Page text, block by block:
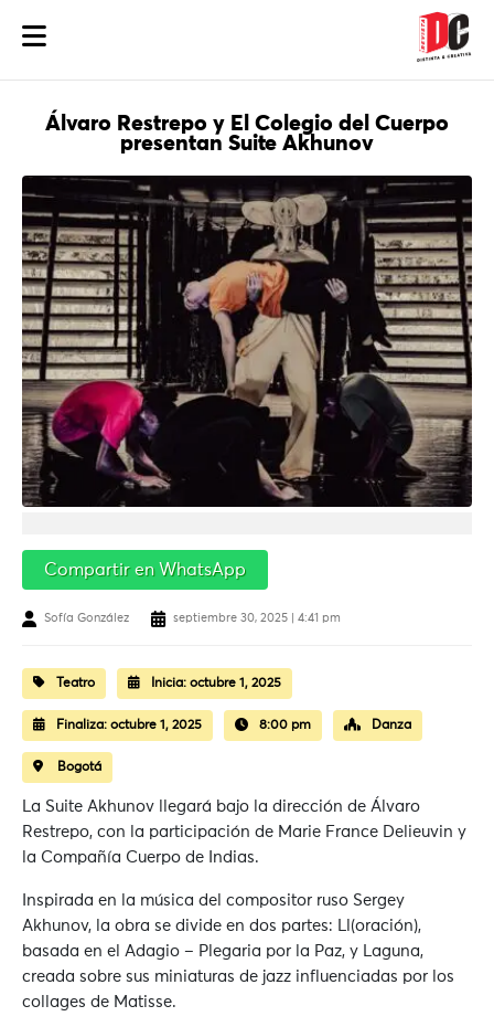
Álvaro Restrepo y El Colegio del Cuerpo
presentan Suite Akhunov
Compartir en WhatsApp
Sofía González septiembre 30, 2025 | 4:41 pm
Teatro Inicia: octubre 1, 2025
Finaliza: octubre 1, 2025 8:00 pm Danza
Bogotá
La Suite Akhunov llegará bajo la dirección de Álvaro
Restrepo, con la participación de Marie France Delieuvin y
la Compañía Cuerpo de Indias.
Inspirada en la música del compositor ruso Sergey
Akhunov, la obra se divide en dos partes: Ll(oración),
basada en el Adagio – Plegaria por la Paz, y Laguna,
creada sobre sus miniaturas de jazz influenciadas por los
collages de Matisse.